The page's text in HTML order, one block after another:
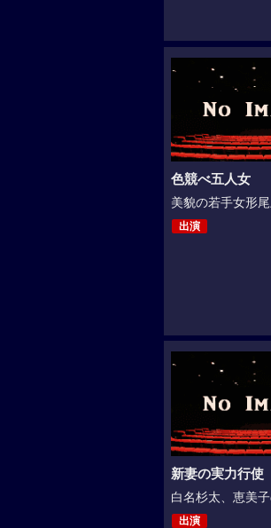
色競べ五人女
美貌の若手女形
出演
新妻の実力行使
白名杉太、恵美子
出演